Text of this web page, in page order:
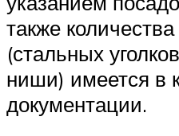
также
(стальных
ниши) имеется в
документации.